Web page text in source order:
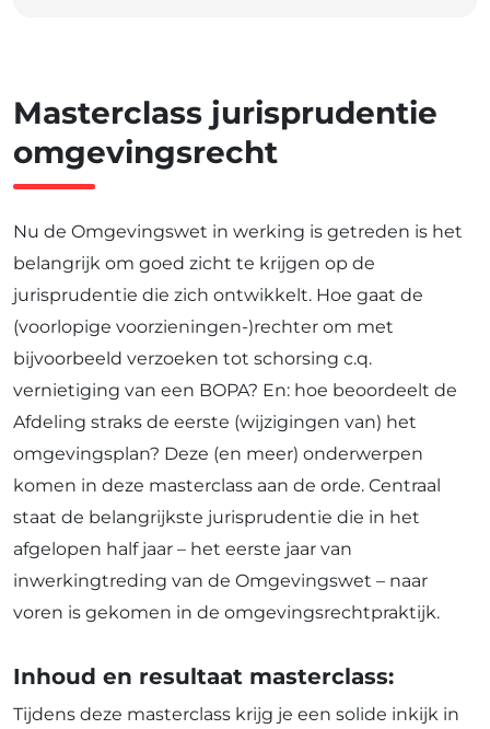
Masterclass jurisprudentie
omgevingsrecht
Nu de Omgevingswet in werking is getreden is het
belangrijk om goed zicht te krijgen op de
jurisprudentie die zich ontwikkelt. Hoe gaat de
(voorlopige voorzieningen-)rechter om met
bijvoorbeeld verzoeken tot schorsing c.q.
vernietiging van een BOPA? En: hoe beoordeelt de
Afdeling straks de eerste (wijzigingen van) het
omgevingsplan? Deze (en meer) onderwerpen
komen in deze masterclass aan de orde. Centraal
staat de belangrijkste jurisprudentie die in het
afgelopen half jaar – het eerste jaar van
inwerkingtreding van de Omgevingswet – naar
voren is gekomen in de omgevingsrechtpraktijk.
Inhoud en resultaat masterclass:
Tijdens deze masterclass krijg je een solide inkijk in